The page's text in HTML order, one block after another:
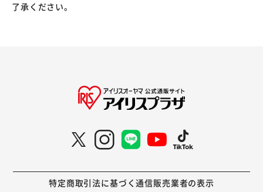
了承ください。
特定商取引法に基づく通信販売業者の表示